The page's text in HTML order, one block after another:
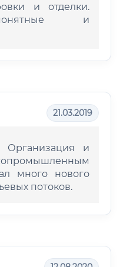
и отделки.
и
21.03.2019
Организация и
много нового
потоков.